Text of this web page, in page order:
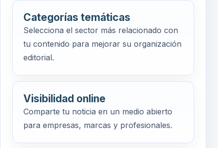
Categorías temáticas
Selecciona el sector más relacionado con
tu contenido para mejorar su organización
editorial.
Visibilidad online
Comparte tu noticia en un medio abierto
para empresas, marcas y profesionales.